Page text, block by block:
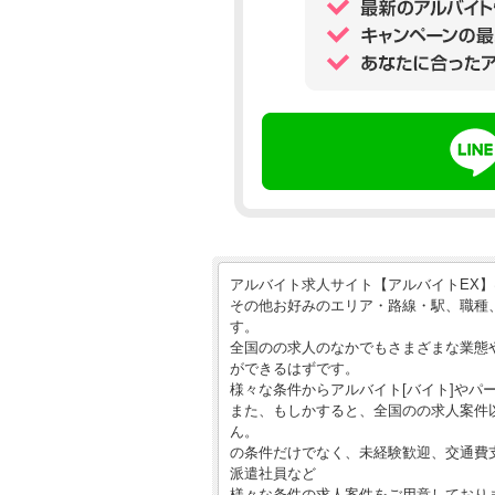
アルバイト求人サイト【アルバイトEX
その他お好みのエリア・路線・駅、職
す。
全国のの求人のなかでもさまざまな業
ができるはずです。
様々な条件からアルバイト[バイト]やパ
また、もしかすると、全国のの求人案
ん。
の条件だけでなく、未経験歓迎、交通
派遣社員など